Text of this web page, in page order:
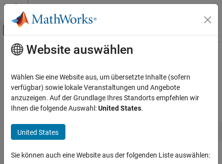
Weiter zum Inhalt
Umschaltung für Off-Canvas-
Startseite der Dokumentation
Author Block Algorithms
Author Blocks Using C/C++
Configure C/C++ S-Function Features
ssGetNumModes
Hauptinhalt
ssGetNumModes
Get the size of the mode vector
Syntax
int_T ssGetNumModes(SimStruct *S)
Arguments
Website auswählen
Wählen Sie eine Website aus, um übersetzte Inhalte (sofern
verfügbar) sowie lokale Veranstaltungen und Angebote
anzuzeigen. Auf der Grundlage Ihres Standorts empfehlen wir
Ihnen die folgende Auswahl:United States.
United States
Sie können auch eine Website aus der folgenden Liste auswählen: